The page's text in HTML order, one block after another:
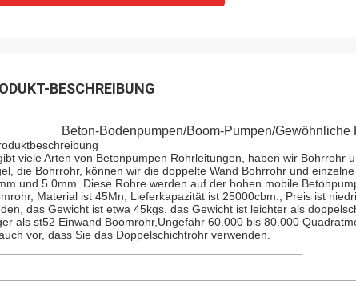
BESCHREIBUNG
Beton-Bodenpumpen/Boom-Pumpen/
viele Arten von Betonpumpen Rohrleitungen, haben wir Bohrrohr
die Bohrrohr, können wir die doppelte Wand Bohrrohr und
und 5.0mm. Diese Rohre werden auf der hohen mobile
Material ist 45Mn, Lieferkapazität ist 25000cbm., Preis ist
das Gewicht ist etwa 45kgs. das Gewicht ist leichter als
als st52 Einwand Boomrohr,Ungefähr 60.000 bis 80.000
vor, dass Sie das Doppelschichtrohr verwenden.